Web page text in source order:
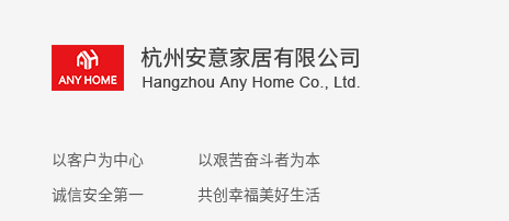
以客户为中心 以艰苦奋斗者为本
诚信安全第一 共创幸福美好生活